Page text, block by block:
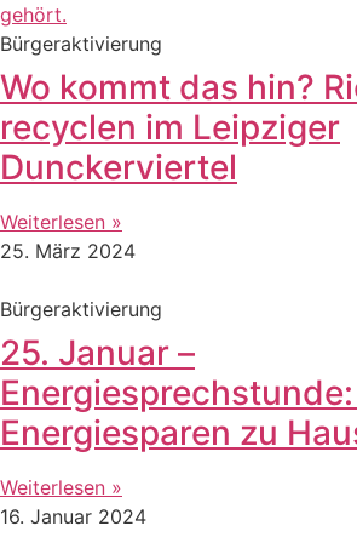
Bürgeraktivierung
Wo kommt das hin?
recyclen im Leipziger
Dunckerviertel
Weiterlesen »
25. März 2024
Bürgeraktivierung
25. Januar –
Energiesprechstunde:
Energiesparen zu
Weiterlesen »
16. Januar 2024